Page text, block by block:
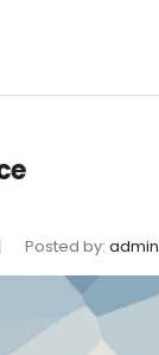
Posted by: admin